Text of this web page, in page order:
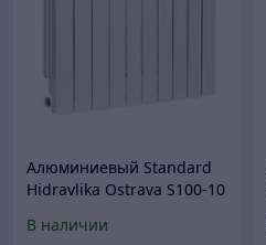
Алюминиевый Standard
Hidravlika Ostrava S100-10
В наличии